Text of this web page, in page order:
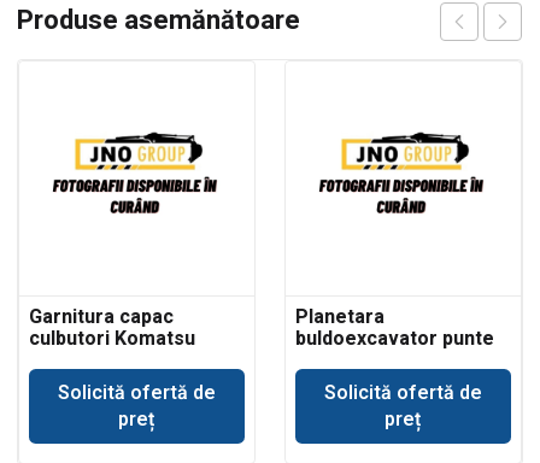
Produse asemănătoare
Garnitura capac
culbutori Komatsu
Solicită ofertă de
preț
Planetara
buldoexcavator punte
Solicită ofertă de
preț